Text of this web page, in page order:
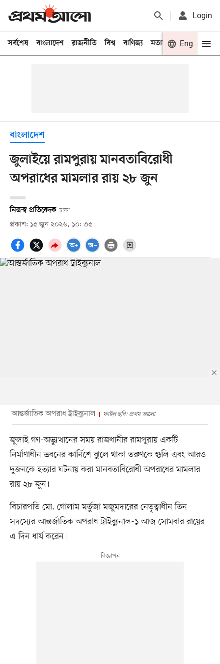
Login
সর্বশেষ বাংলাদেশ রাজনীতি বিশ্ব বাণিজ্য মতামত খেলা
Eng
বাংলাদেশ
জুলাইয়ে রামপুরায় মানবতাবিরোধী
অপরাধের মামলার রায় ২৮ জুন
নিজস্ব প্রতিবেদক ঢাকা
প্রকাশ: ১৫ জুন ২০২৬, ১০: ৩৫
আন্তর্জাতিক অপরাধ ট্রাইব্যুনাল ফাইল ছবি: প্রথম আলো
জুলাই গণ-অভ্যুত্থানের সময় রাজধানীর রামপুরায় একটি
নির্মাণাধীন ভবনের কার্নিশে ঝুলে থাকা তরুণকে গুলি এবং আরও
দুজনকে হত্যার ঘটনায় করা মানবতাবিরোধী অপরাধের মামলার
রায় ২৮ জুন।
বিচারপতি মো. গোলাম মর্তুজা মজুমদারের নেতৃত্বাধীন তিন
সদস্যের আন্তর্জাতিক অপরাধ ট্রাইব্যুনাল-১ আজ সোমবার রায়ের
এ দিন ধার্য করেন।